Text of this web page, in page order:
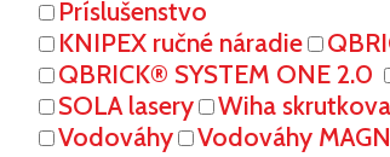
Príslušenstvo
KNIPEX ručné náradie
QBRICK® SYSTEM ONE 2.0
SOLA lasery
Wiha
Vodováhy
Vodováhy